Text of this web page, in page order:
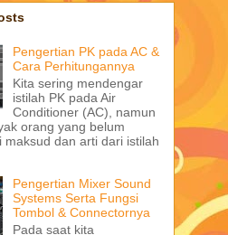
Pengertian PK pada AC &
Cara Perhitungannya
Kita sering mendengar
istilah PK pada Air
Conditioner (AC), namun
orang yang belum
maksud dan arti dari istilah
Pengertian Mixer Sound
Systems Serta Fungsi
Tombol & Connectornya
Pada saat kita